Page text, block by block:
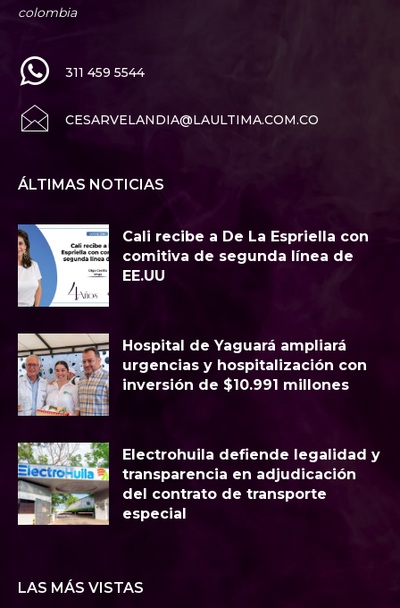
colombia
311 459 5544
CESARVELANDIA@LAULTIMA.COM.CO
ÁLTIMAS NOTICIAS
Cali recibe a De La Espriella con
comitiva de segunda línea de
EE.UU
Hospital de Yaguará ampliará
urgencias y hospitalización con
inversión de $10.991 millones
Electrohuila defiende legalidad y
transparencia en adjudicación
del contrato de transporte
especial
LAS MÁS VISTAS